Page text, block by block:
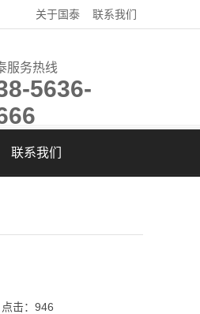
关于国泰 联系我们
服务热线
5636-
联系我们
点击： 946